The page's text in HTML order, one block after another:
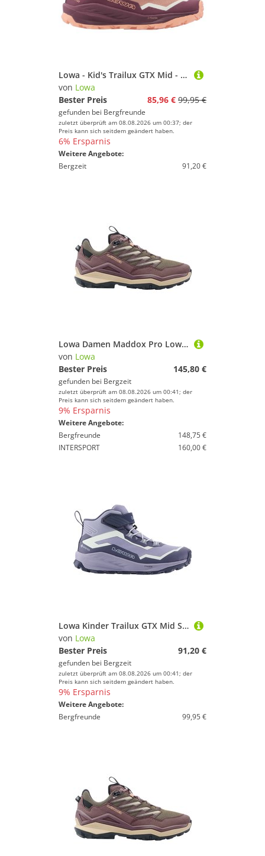
Lowa - Kid's Trailux GTX Mid - Wanderschuhe Gr 35 lila/rosa
von Lowa
Bester Preis
85,96 € 99,95 €
gefunden bei Bergfreunde
zuletzt überprüft am 08.08.2026 um 00:37; der
Preis kann sich seitdem geändert haben.
6% Ersparnis
Weitere Angebote:
Bergzeit
91,20 €
Lowa Damen Maddox Pro Low Schuhe
von Lowa
Bester Preis
145,80 €
gefunden bei Bergzeit
zuletzt überprüft am 08.08.2026 um 00:41; der
Preis kann sich seitdem geändert haben.
9% Ersparnis
Weitere Angebote:
Bergfreunde
148,75 €
INTERSPORT
160,00 €
Lowa Kinder Trailux GTX Mid Schuhe
von Lowa
Bester Preis
91,20 €
gefunden bei Bergzeit
zuletzt überprüft am 08.08.2026 um 00:41; der
Preis kann sich seitdem geändert haben.
9% Ersparnis
Weitere Angebote:
Bergfreunde
99,95 €